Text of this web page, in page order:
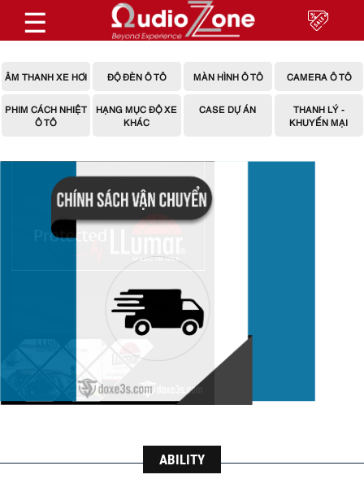
☰
ÂM THANH XE HƠI ĐỘ ĐÈN Ô TÔ MÀN HÌNH Ô TÔ CAMERA Ô TÔ
PHIM CÁCH NHIỆT
Ô TÔ
HẠNG MỤC ĐỘ XE
KHÁC
CASE DỰ ÁN
THANH LÝ -
KHUYẾN MẠI
ABILITY